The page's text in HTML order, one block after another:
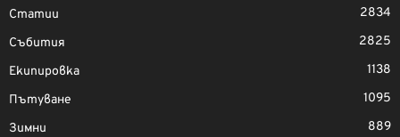
Статии
2834
Събития
2825
Екипировка
1138
Пътуване
1095
Зимни
889